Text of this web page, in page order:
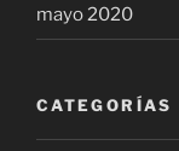
mayo 2020
CATEGORÍAS